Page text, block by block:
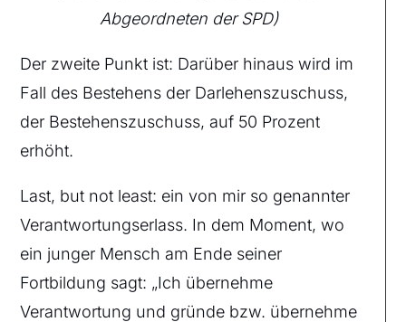
Abgeordneten der SPD)
Der zweite Punkt ist: Darüber hinaus wird im
Fall des Bestehens der Darlehenszuschuss,
der Bestehenszuschuss, auf 50 Prozent
erhöht.
Last, but not least: ein von mir so genannter
Verantwortungserlass. In dem Moment, wo
ein junger Mensch am Ende seiner
Fortbildung sagt: „Ich übernehme
Verantwortung und gründe bzw. übernehme